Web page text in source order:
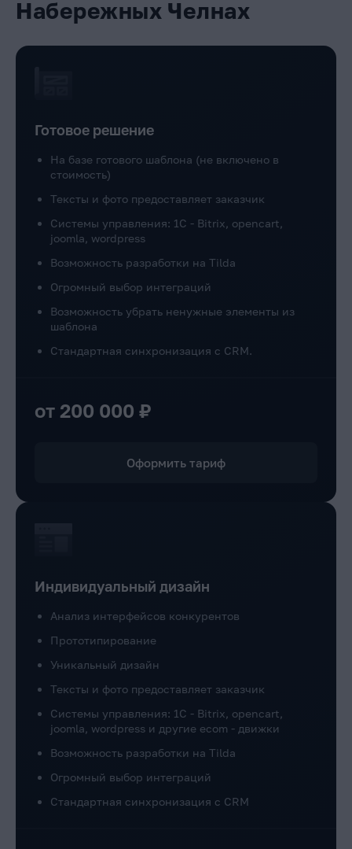
Набережных Челнах
Готовое решение
На базе готового шаблона (не включено в
стоимость)
Тексты и фото предоставляет заказчик
Системы управления: 1C - Bitrix, opencart,
joomla, wordpress
Возможность разработки на Tilda
Огромный выбор интеграций
Возможность убрать ненужные элементы из
шаблона
Стандартная синхронизация с CRM.
от 200 000 ₽
Оформить тариф
Индивидуальный дизайн
Анализ интерфейсов конкурентов
Прототипирование
Уникальный дизайн
Тексты и фото предоставляет заказчик
Системы управления: 1C - Bitrix, opencart,
joomla, wordpress и другие ecom - движки
Возможность разработки на Tilda
Огромный выбор интеграций
Стандартная синхронизация с CRM